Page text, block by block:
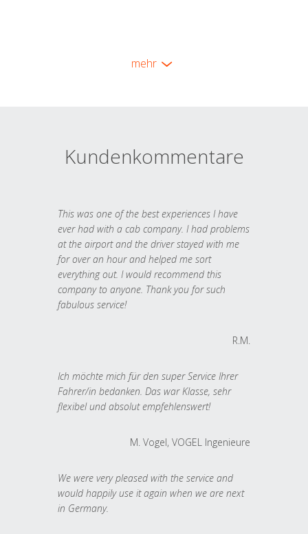
mehr
Kundenkommentare
This was one of the best experiences I have
ever had with a cab company. I had problems
at the airport and the driver stayed with me
for over an hour and helped me sort
everything out. I would recommend this
company to anyone. Thank you for such
fabulous service!
R.M.
Ich möchte mich für den super Service Ihrer
Fahrer/in bedanken. Das war Klasse, sehr
flexibel und absolut empfehlenswert!
M. Vogel, VOGEL Ingenieure
We were very pleased with the service and
would happily use it again when we are next
in Germany.